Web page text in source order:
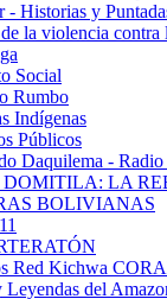
- Historias y
la violencia contra
Social
Rumbo
Indígenas
Públicos
Daquilema -
DOMITILA: LA
BOLIVIANAS
Red Kichwa
del